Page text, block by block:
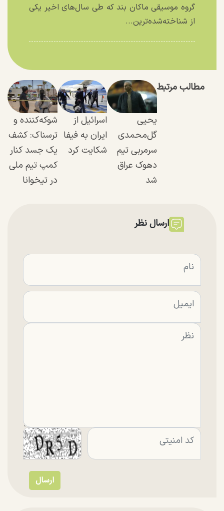
گروه موسیقی ماکان بند که طی سال‌های اخیر یکی
از شناخته‌شده‌ترین...
مطالب مرتبط
یحیی
گل‌محمدی
سرمربی تیم
دهوک عراق
شد
اسرائیل از
ایران به فیفا
شکایت کرد
شوکه‌کننده و
ترسناک: کشف
یک جسد کنار
کمپ تیم ملی
در تیخوانا
ارسال نظر